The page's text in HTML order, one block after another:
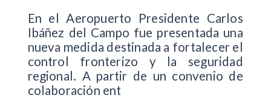
En el Aeropuerto Presidente Carlos
Ibáñez del Campo fue presentada una
nueva medida destinada a fortalecer el
control fronterizo y la seguridad
regional. A partir de un convenio de
colaboración ent